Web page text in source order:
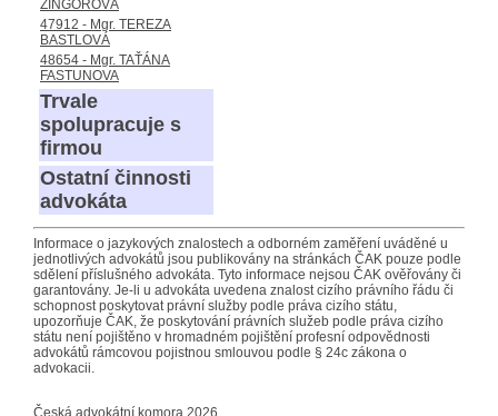
ŽINGOROVÁ
47912 - Mgr. TEREZA
BASTLOVÁ
48654 - Mgr. TAŤÁNA
FASTUNOVA
Trvale
spolupracuje s
firmou
Ostatní činnosti
advokáta
Informace o jazykových znalostech a odborném zaměření uváděné u
jednotlivých advokátů jsou publikovány na stránkách ČAK pouze podle
sdělení příslušného advokáta. Tyto informace nejsou ČAK ověřovány či
garantovány. Je-li u advokáta uvedena znalost cizího právního řádu či
schopnost poskytovat právní služby podle práva cizího státu,
upozorňuje ČAK, že poskytování právních služeb podle práva cizího
státu není pojištěno v hromadném pojištění profesní odpovědnosti
advokátů rámcovou pojistnou smlouvou podle § 24c zákona o
advokacii.
Česká advokátní komora 2026